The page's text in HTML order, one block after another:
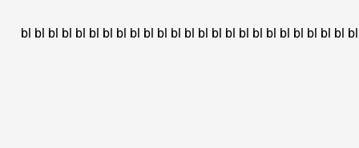
bl bl bl bl bl bl bl bl bl bl bl bl bl bl bl bl bl bl bl bl bl bl bl bl bl